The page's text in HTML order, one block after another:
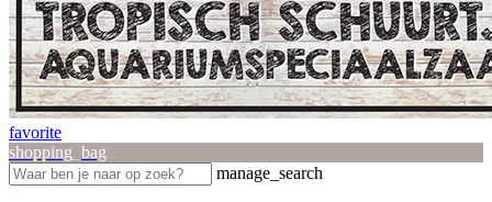
favorite
shopping_bag
manage_search